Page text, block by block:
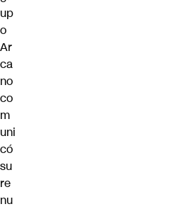
up
o
Ar
ca
no
co
m
uni
có
su
re
nu